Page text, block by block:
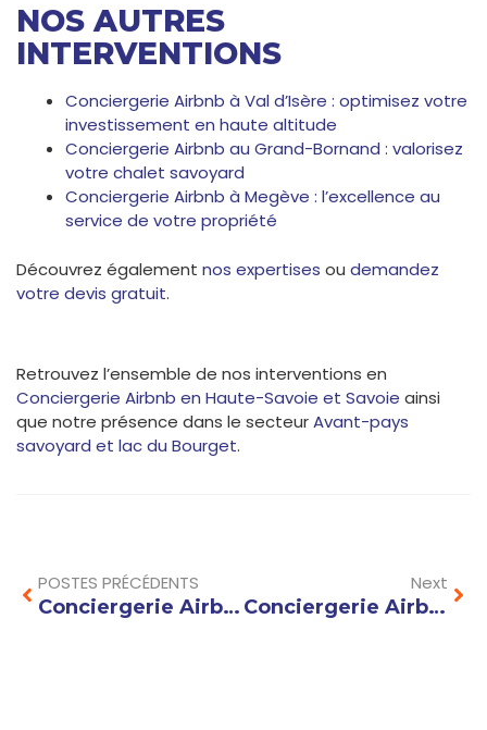
NOS AUTRES
INTERVENTIONS
Conciergerie Airbnb à Val d’Isère : optimisez votre
investissement en haute altitude
Conciergerie Airbnb au Grand-Bornand : valorisez
votre chalet savoyard
Conciergerie Airbnb à Megève : l’excellence au
service de votre propriété
Découvrez également nos expertises ou demandez
votre devis gratuit.
Retrouvez l’ensemble de nos interventions en
Conciergerie Airbnb en Haute-Savoie et Savoie ainsi
que notre présence dans le secteurAvant-pays
savoyard et lac du Bourget.
POSTES PRÉCÉDENTS
Conciergerie Airbnb au Grand-Bornand : valorisez votre chalet savoyard
Next
Conciergerie Airbnb à Val d’Isère : optimisez votre investissement en haute altitude